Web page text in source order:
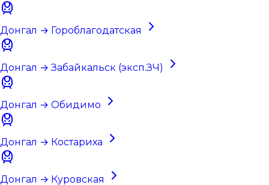
Донгал → Гороблагодатская
Донгал → Забайкальск (эксп.ЗЧ)
Донгал → Обидимо
Донгал → Костариха
Донгал → Куровская